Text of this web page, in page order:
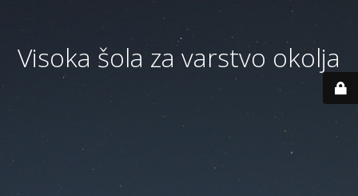
Visoka šola za varstvo okolja